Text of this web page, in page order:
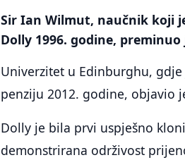
Sir Ian Wilmut, naučnik koji
Dolly 1996. godine,
Univerzitet u Edinburghu,
penziju 2012. godine, objavio
Dolly je bila prvi uspješno
demonstrirana održivost